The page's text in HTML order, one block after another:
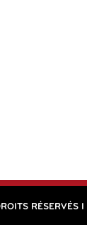
RÉSERVÉS I